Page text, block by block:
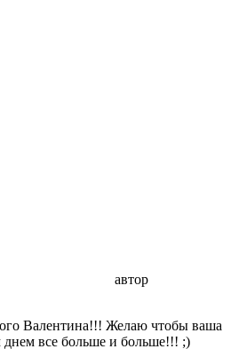
автор
Валентина!!! Желаю чтобы ваша
все больше и больше!!! ;)